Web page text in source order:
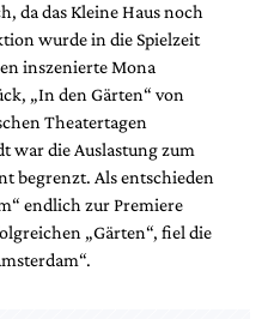
da das Kleine Haus noch
wurde in die Spielzeit
inszenierte Mona
„In den Gärten“ von
Theatertagen
war die Auslastung zum
begrenzt. Als entschieden
endlich zur Premiere
„Gärten“, fiel die